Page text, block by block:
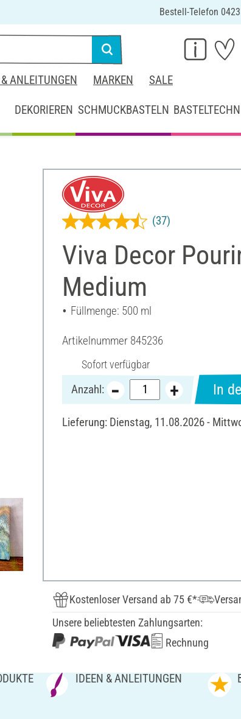
Bestell-Telefon
ANLEITUNGEN MARKEN SALE
DEKORIEREN SCHMUCKBASTELN
Viva Decor
Medium
(37)
Füllmenge: 500 ml
Artikelnummer 845236
Sofort verfügbar
Anzahl: In
Lieferung: Dienstag, 11.08.2026 -
Kostenloser Versand ab 75 €*
Unsere beliebtesten Zahlungsarten:
Rechnung
IDEEN & ANLEITUNGEN